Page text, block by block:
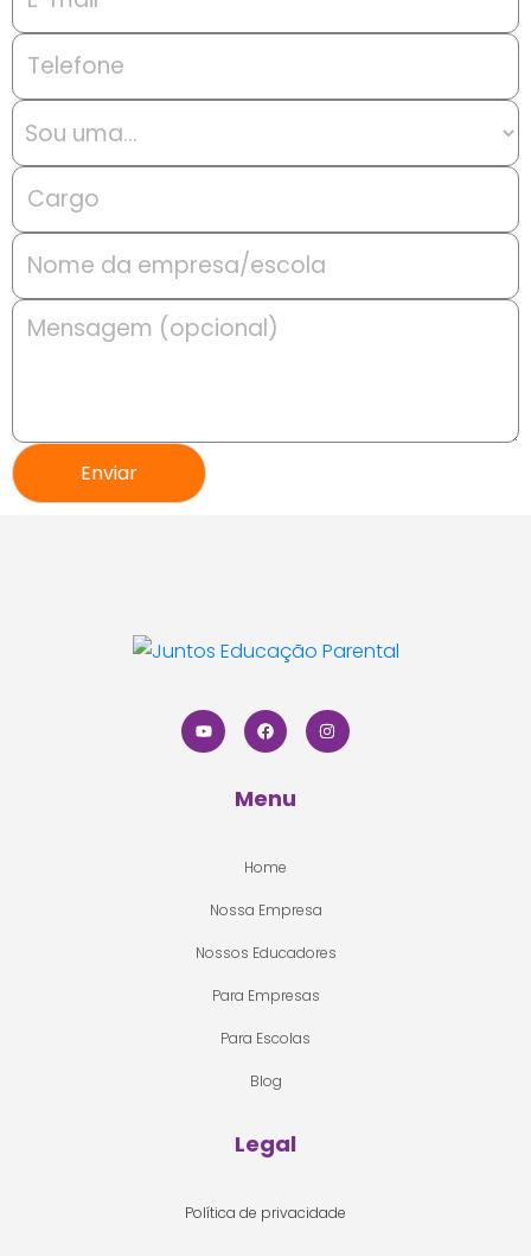
Menu
Home
Nossa Empresa
Nossos Educadores
Para Empresas
Para Escolas
Blog
Legal
Política de privacidade